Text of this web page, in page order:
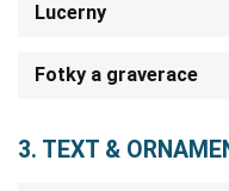
Lucerny
Fotky a graverace
3. TEXT &